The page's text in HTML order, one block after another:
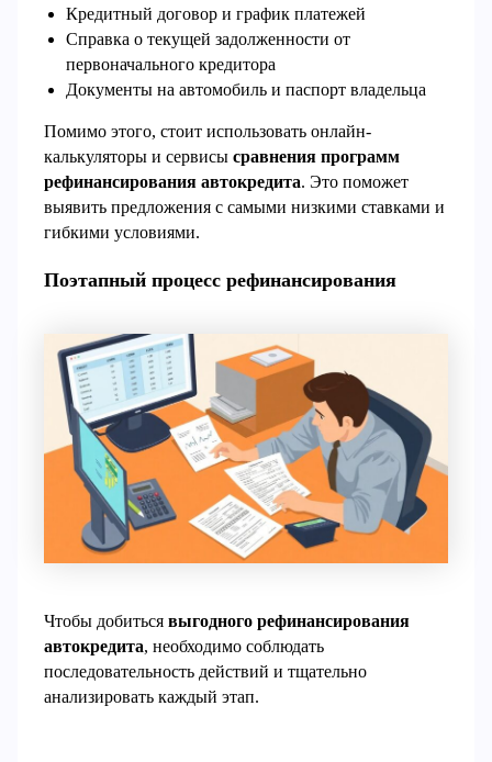
Кредитный договор и график платежей
Справка о текущей задолженности от
первоначального кредитора
Документы на автомобиль и паспорт владельца
Помимо этого, стоит использовать онлайн-
калькуляторы и сервисысравнения программ
рефинансирования автокредита. Это поможет
выявить предложения с самыми низкими ставками и
гибкими условиями.
Поэтапный процесс рефинансирования
Чтобы добитьсявыгодного рефинансирования
автокредита, необходимо соблюдать
последовательность действий и тщательно
анализировать каждый этап.